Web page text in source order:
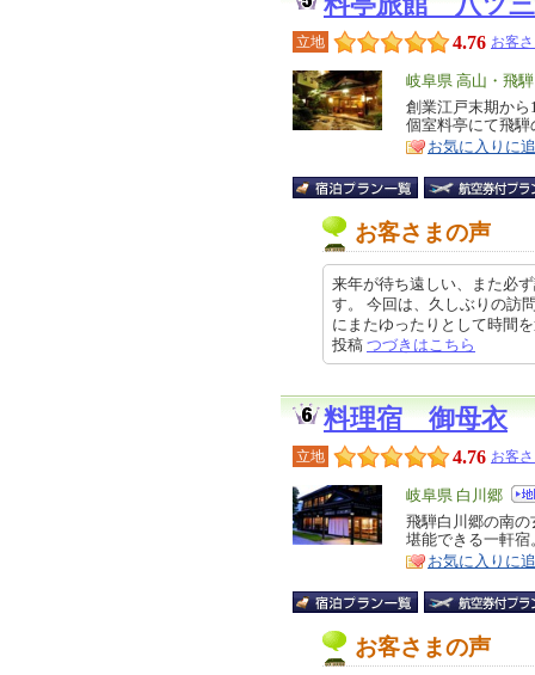
立地 4.76 お客
エ
リ
ア
岐阜県 高山・飛騨
特
徴
創業江戸末期か
個室料亭にて飛
お気に入りに
お客さまの声
来年が待ち遠しい、また必
す。 今回は、久しぶりの訪
にまたゆったりとして時間
投稿 つづきはこちら
料理宿 御母衣
立地 4.76 お客
エ
リ
ア
岐阜県 白川郷
特
徴
飛騨白川郷の南
堪能できる一軒
お気に入りに
お客さまの声